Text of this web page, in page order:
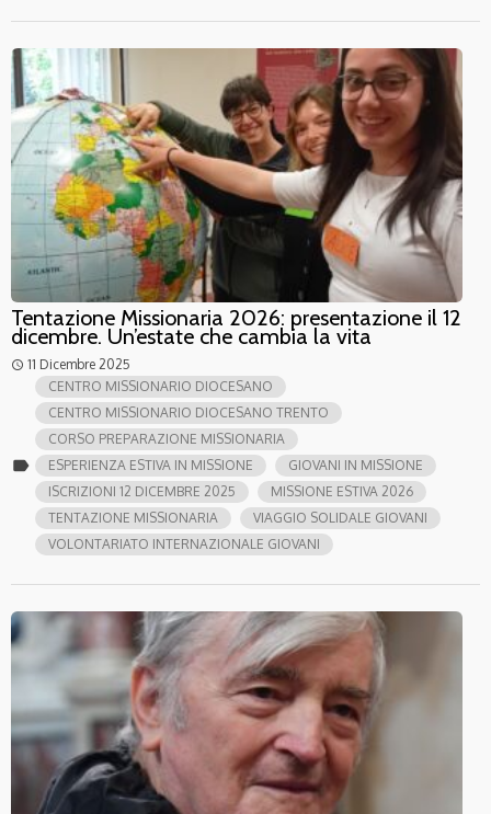
Tentazione Missionaria 2026: presentazione il 12
dicembre. Un’estate che cambia la vita
access_time 11 Dicembre 2025
label
CENTRO MISSIONARIO DIOCESANO
CENTRO MISSIONARIO DIOCESANO TRENTO
CORSO PREPARAZIONE MISSIONARIA
ESPERIENZA ESTIVA IN MISSIONE
GIOVANI IN MISSIONE
ISCRIZIONI 12 DICEMBRE 2025
MISSIONE ESTIVA 2026
TENTAZIONE MISSIONARIA
VIAGGIO SOLIDALE GIOVANI
VOLONTARIATO INTERNAZIONALE GIOVANI